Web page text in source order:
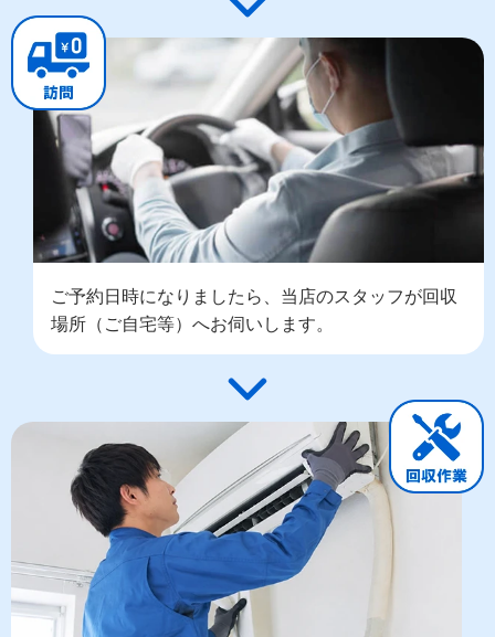
ご予約日時になりましたら、当店のスタッフが回収
場所（ご自宅等）へお伺いします。